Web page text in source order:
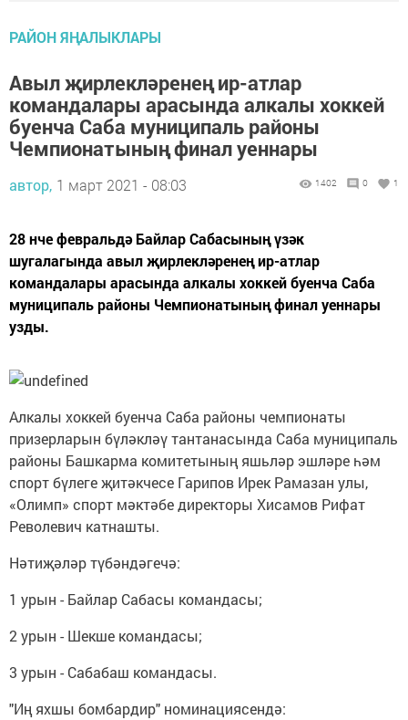
РАЙОН ЯҢАЛЫКЛАРЫ
Авыл җирлекләренең ир-атлар
командалары арасында алкалы хоккей
буенча Саба муниципаль районы
Чемпионатының финал уеннары
автор, 1 март 2021 - 08:03 1402 0 1
28 нче февральдә Байлар Сабасының үзәк
шугалагында авыл җирлекләренең ир-атлар
командалары арасында алкалы хоккей буенча Саба
муниципаль районы Чемпионатының финал уеннары
узды.
Алкалы хоккей буенча Саба районы чемпионаты
призерларын бүләкләү тантанасында Саба муниципаль
районы Башкарма комитетының яшьләр эшләре һәм
спорт бүлеге җитәкчесе Гарипов Ирек Рамазан улы,
«Олимп» спорт мәктәбе директоры Хисамов Рифат
Револевич катнашты.
Нәтиҗәләр түбәндәгечә:
1 урын - Байлар Сабасы командасы;
2 урын - Шекше командасы;
3 урын - Сабабаш командасы.
"Иң яхшы бомбардир" номинациясендә: